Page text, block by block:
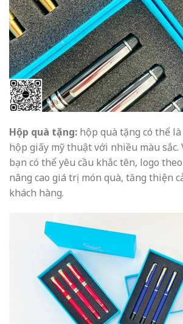
Hộp quà tặng: hộp quà tặng có thể
hộp giấy mỹ thuật với nhiều màu sắc.
bạn có thể yêu cầu khắc tên, logo
nâng cao giá trị món quà, tăng thiện
khách hàng.